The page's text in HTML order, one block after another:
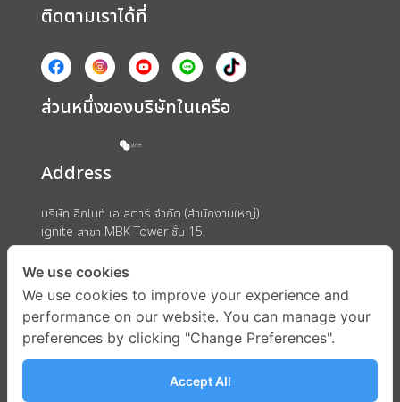
ติดตามเราได้ที่
ส่วนหนึ่งของบริษัทในเครือ
Address
บริษัท อิกไนท์ เอ สตาร์ จำกัด (สำนักงานใหญ่)
ignite สาขา MBK Tower ชั้น 15
ถนนพญาไท แขวงวังใหม่ เขตปทุมวัน กรุงเทพมหานคร 10330
We use cookies
We use cookies to improve your experience and
performance on our website. You can manage your
preferences by clicking "Change Preferences".
Accept All